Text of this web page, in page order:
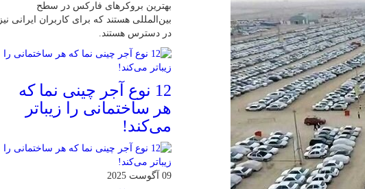
بهترین بروکرهای فارکس در سطح
بین‌المللی هستند که برای کاربران ایرانی نیز
در دسترس هستند.
12 نوع آجر چینی نما که
هر ساختمانی را زیباتر
می‌کند!
09 آگوست 2025